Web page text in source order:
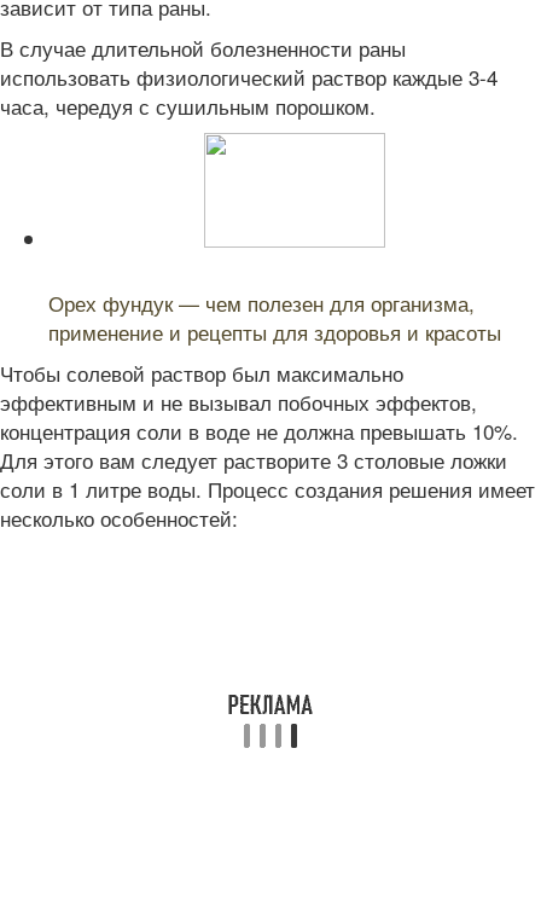
зависит от типа раны.
В случае длительной болезненности раны
использовать физиологический раствор каждые 3-4
часа, чередуя с сушильным порошком.
Орех фундук — чем полезен для организма,
применение и рецепты для здоровья и красоты
Чтобы солевой раствор был максимально
эффективным и не вызывал побочных эффектов,
концентрация соли в воде не должна превышать 10%.
Для этого вам следует растворите 3 столовые ложки
соли в 1 литре воды. Процесс создания решения имеет
несколько особенностей: